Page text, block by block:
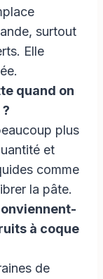
surtout
Elle
quand on
plus
et
comme
la pâte.
à coque
de